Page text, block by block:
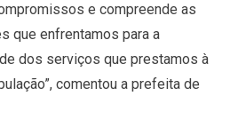
e compreende as
que enfrentamos para a
dos serviços que prestamos à
comentou a prefeita de